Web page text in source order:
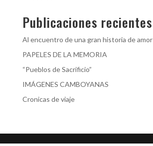
Publicaciones recientes
Al encuentro de una gran historia de amor
PAPELES DE LA MEMORIA
“Pueblos de Sacrificio”
IMÁGENES CAMBOYANAS
Cronicas de viaje